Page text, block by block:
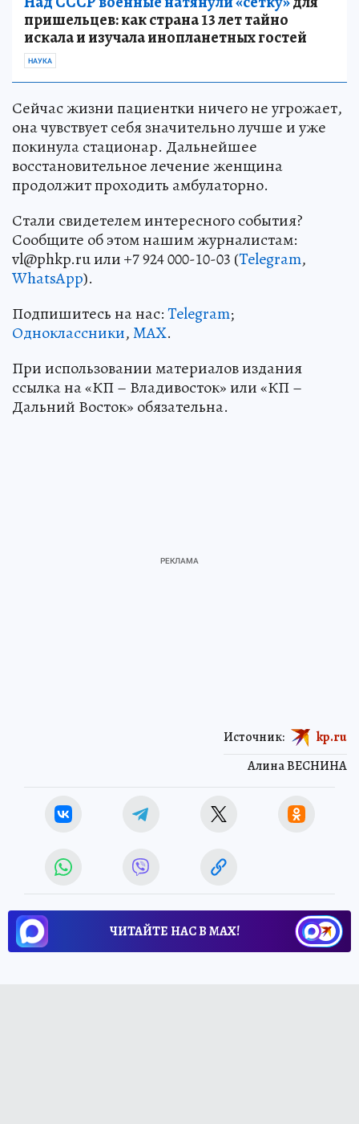
пришельцев: как страна 13 лет тайно
искала и изучала инопланетных гостей
НАУКА
Сейчас жизни пациентки ничего не угрожает,
она чувствует себя значительно лучше и уже
покинула стационар. Дальнейшее
восстановительное лечение женщина
продолжит проходить амбулаторно.
Стали свидетелем интересного события?
Сообщите об этом нашим журналистам:
vl@phkp.ru или +7 924 000-10-03 (Telegram,
WhatsApp).
Подпишитесь на нас:Telegram;
Одноклассники,MAX.
При использовании материалов издания
ссылка на «КП – Владивосток» или «КП –
Дальний Восток» обязательна.
Алина ВЕСНИНА
Источник: kp.ru
ЧИТАЙТЕ НАС В МАХ!